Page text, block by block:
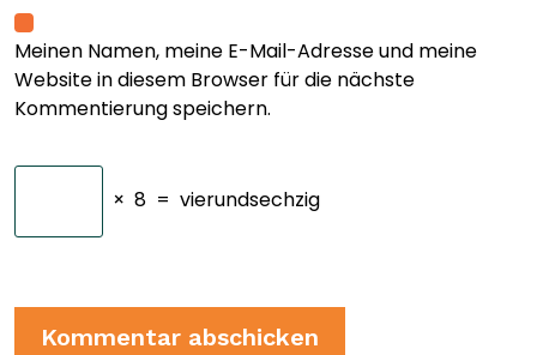
Meinen Namen, meine E-Mail-Adresse und meine
Website in diesem Browser für die nächste
Kommentierung speichern.
× 8 = vierundsechzig